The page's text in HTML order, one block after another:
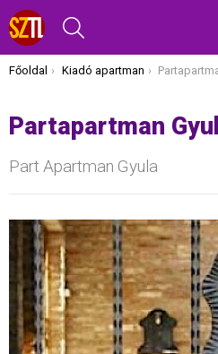
Itt vagy most:
Főoldal Kiadó apartman
Partapartman
Part Apartman Gyula